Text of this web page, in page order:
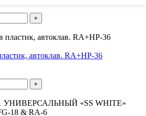
+
автоклав. RA+HP-36
+